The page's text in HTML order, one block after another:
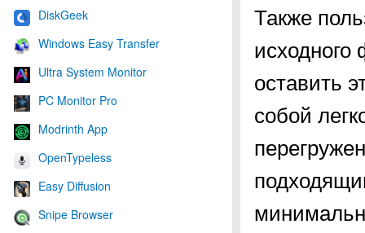
DiskGeek
Windows Easy Transfer
Ultra System Monitor
PC Monitor Pro
Modrinth App
OpenTypeless
Easy Diffusion
Snipe Browser
Также
оставить
собой